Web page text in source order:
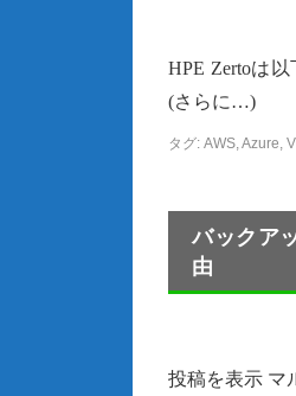
HPE Zertoは
(さらに…)
タグ: AWS,Azure,
バックア
由
投稿を表示 マ